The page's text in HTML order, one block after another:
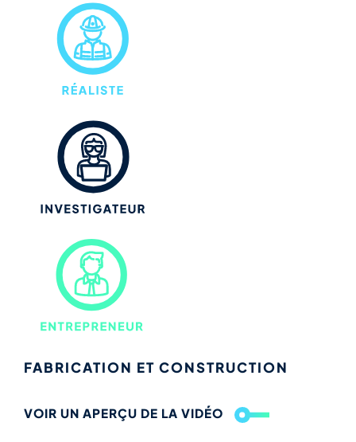
FABRICATION ET CONSTRUCTION
VOIR UN APERÇU DE LA VIDÉO